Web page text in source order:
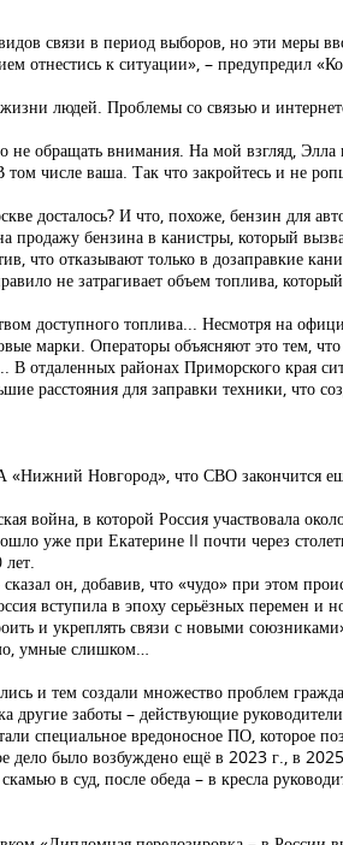
связи в период выборов, но эти меры
отнестись к ситуации», – предупредил
людей. Проблемы со связью и
не обращать внимания. На мой взгляд, Элла
числе ваша. Так что закройтесь и не
досталось? И что, похоже, бензин для
продажу бензина в канистры, который
что отказывают только в дозаправкие
не затрагивает объем топлива,
доступного топлива... Несмотря на
марки. Операторы объясняют это тем,
отдаленных районах Приморского края
расстояния для заправки техники, что
Новгород», что СВО закончится
война, в которой Россия участвовала
уже при Екатерине II почти через
лет.
он, добавив, что «чудо» при этом
вступила в эпоху серьёзных перемен и
и укреплять связи с новыми
умные слишком…
и тем создали множество проблем
заботы – действующие руководители
специальное вредоносное ПО, которое
дело было возбуждено ещё в 2023 г., в
в суд, после обеда – в кресла